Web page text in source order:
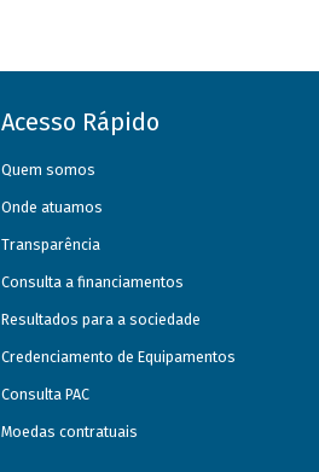
Acesso Rápido
Quem somos
Onde atuamos
Transparência
Consulta a financiamentos
Resultados para a sociedade
Credenciamento de Equipamentos
Consulta PAC
Moedas contratuais